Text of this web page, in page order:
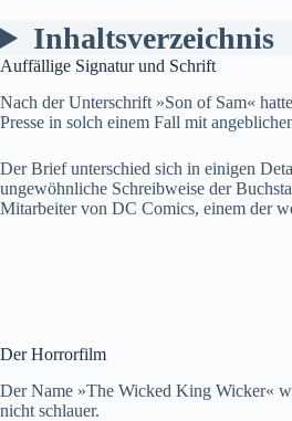
Inhaltsverzeichnis
Auffällige Signatur und Schrift
Nach der Unterschrift »Son of Sam«
Presse in solch einem Fall mit
Der Brief unterschied sich in einigen
ungewöhnliche Schreibweise der
Mitarbeiter von DC Comics, einem der
Der Horrorfilm
Der Name »The Wicked King Wicker«
nicht schlauer.